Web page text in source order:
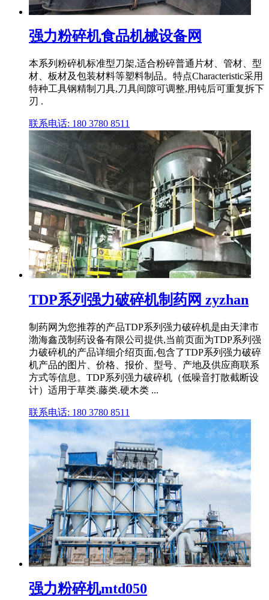
强力粉碎机食品机械设备网
本系列粉碎机标准型刀架,适合粉碎普通片材、管材、型
材、板材及包装材料等塑料制品。特点Characteristic采用
特种工具钢精制刀具,刀具间隙可调整,用钝后可重复拆下
刃 .
联系电话: 180 3780 8511
TDP系列强力破碎机制药网 zyzhan
制药网为您推荐的产品TDP系列强力破碎机是由天津市
渤海鑫茂制药设备有限公司提供,当前页面为TDP系列强
力破碎机的产品详细介绍页面,包含了TDP系列强力破碎
机产品的图片、价格、报价、型号、产地及供应商联系
方式等信息。TDP系列强力破碎机（低噪音打散截断设
计）适用于草类.藤类.硬木类 ...
联系电话: 180 3780 8511
强力粉碎机mtd050